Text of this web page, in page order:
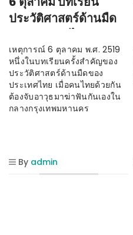
ประวัติศาสตร์ด้านมืด
ของประเทศไทย
เหตุการณ์ 6 ตุลาคม พ.ศ. 2519
หนึ่งในบทเรียนครั้งสำคัญของ
ประวัติศาสตร์ด้านมืดของ
ประเทศไทย เมื่อคนไทยด้วยกัน
ต้องจับอาวุธมาฆ่าฟันกันเองใน
กลางกรุงเทพมหานคร
By admin